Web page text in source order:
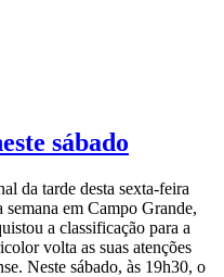
sábado
da tarde desta sexta-feira
em Campo Grande,
a classificação para a
volta as suas atenções
Neste sábado, às 19h30, o